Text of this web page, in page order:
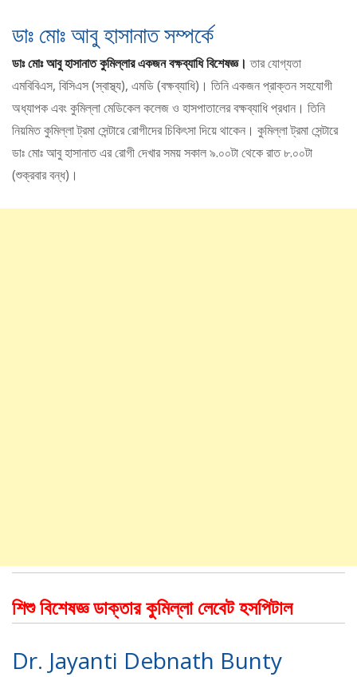
ডাঃ মোঃ আবু হাসানাত সম্পর্কে
ডাঃ মোঃ আবু হাসানাত কুমিল্লার একজন বক্ষব্যাধি বিশেষজ্ঞ। তার যোগ্যতা
এমবিবিএস, বিসিএস (স্বাস্থ্য), এমডি (বক্ষব্যাধি)। তিনি একজন প্রাক্তন সহযোগী
অধ্যাপক এবং কুমিল্লা মেডিকেল কলেজ ও হাসপাতালের বক্ষব্যাধি প্রধান। তিনি
নিয়মিত কুমিল্লা ট্রমা সেন্টারে রোগীদের চিকিৎসা দিয়ে থাকেন। কুমিল্লা ট্রমা সেন্টারে
ডাঃ মোঃ আবু হাসানাত এর রোগী দেখার সময় সকাল ৯.০০টা থেকে রাত ৮.০০টা
(শুক্রবার বন্ধ)।
শিশু বিশেষজ্ঞ ডাক্তার কুমিল্লা লেবেট হসপিটাল
Dr. Jayanti Debnath Bunty